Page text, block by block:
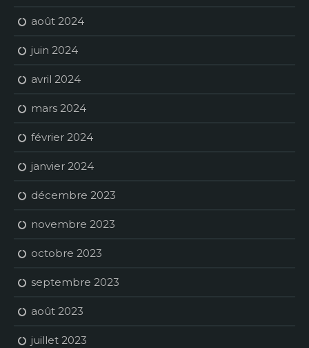
août 2024
juin 2024
avril 2024
mars 2024
février 2024
janvier 2024
décembre 2023
novembre 2023
octobre 2023
septembre 2023
août 2023
juillet 2023